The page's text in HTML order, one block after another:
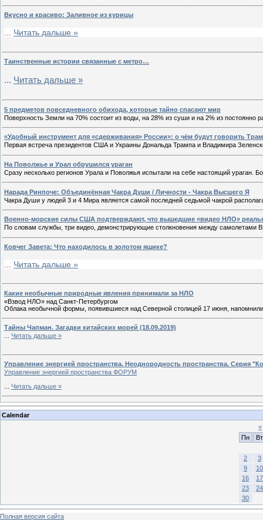
Вкусно и красиво: Заливное из курицы
... Читать дальше »
Tаинственные истории связанные с метро…
... Читать дальше »
5 предметов повседневного обихода, которые тайно спасают мир
Поверхность Земли на 70% состоит из воды, на 28% из суши и на 2% из
«Удобный инструмент для «сдерживания» России»: о чём будут говорить
Первая встреча президентов США и Украины Дональда Трампа и Владимира
На Поволжье и Урал обрушился ураган
Сразу несколько регионов Урала и Поволжья испытали на себе настоящий ураган.
Нарада Ринпоче: Объединённая Чакра Души / Личности - Чакра Высшего Я
Чакра Души у людей 3 и 4 Мира является самой последней седьмой чакрой
Военно-морские силы США подтверждают, что вышедшие «видео НЛО»
По словам службы, три видео, демонстрирующие столкновения между
Ковчег Завета: Что находилось в золотом ящике?
Читать дальше »
Какие необычные природные явления принимали за НЛО
«Взвод НЛО» над Санкт-Петербургом
Облака необычной формы, появившиеся над Северной столицей 17 июня,
Тайны Чапман. Загадки китайских морей (18.09.2019)
Читать дальше »
Управление энергией пространства. Неоднородность пространства. Серия
Управление энергией пространства ФОРУМ
Читать дальше »
Calendar
«
Пн
Вт
2
3
9
10
16
17
23
24
30
Полная версия сайта